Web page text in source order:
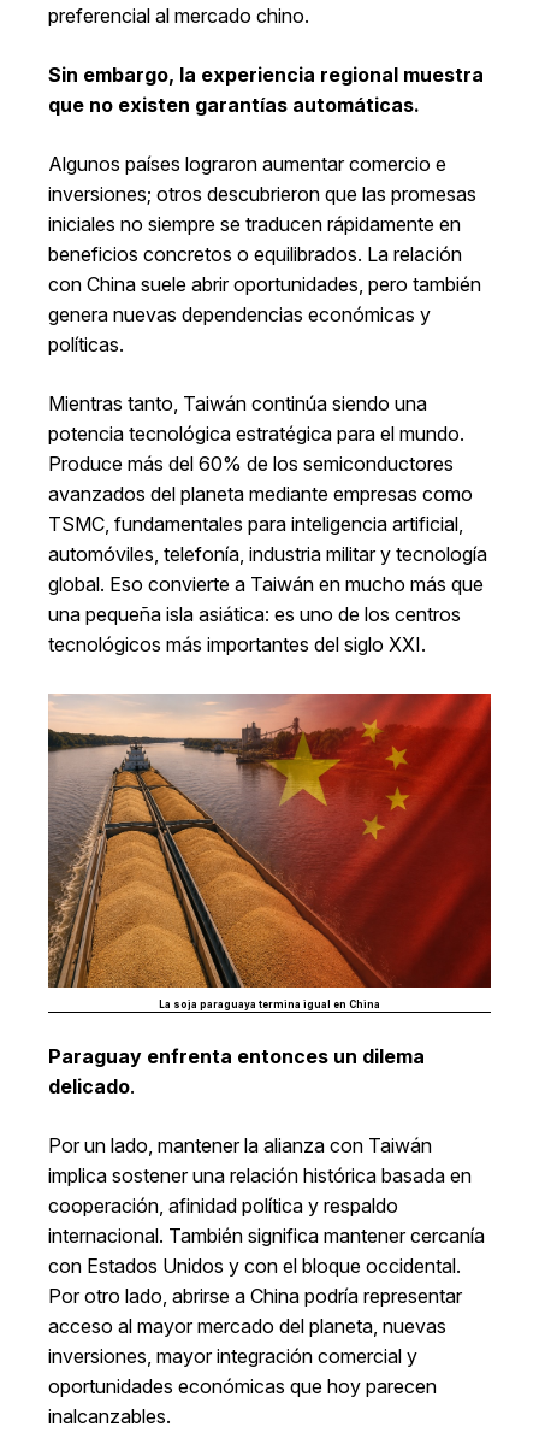
preferencial al mercado chino.
Sin embargo, la experiencia regional muestra
que no existen garantías automáticas.
Algunos países lograron aumentar comercio e
inversiones; otros descubrieron que las promesas
iniciales no siempre se traducen rápidamente en
beneficios concretos o equilibrados. La relación
con China suele abrir oportunidades, pero también
genera nuevas dependencias económicas y
políticas.
Mientras tanto, Taiwán continúa siendo una
potencia tecnológica estratégica para el mundo.
Produce más del 60% de los semiconductores
avanzados del planeta mediante empresas como
TSMC, fundamentales para inteligencia artificial,
automóviles, telefonía, industria militar y tecnología
global. Eso convierte a Taiwán en mucho más que
una pequeña isla asiática: es uno de los centros
tecnológicos más importantes del siglo XXI.
La soja paraguaya termina igual en China
Paraguay enfrenta entonces un dilema
delicado.
Por un lado, mantener la alianza con Taiwán
implica sostener una relación histórica basada en
cooperación, afinidad política y respaldo
internacional. También significa mantener cercanía
con Estados Unidos y con el bloque occidental.
Por otro lado, abrirse a China podría representar
acceso al mayor mercado del planeta, nuevas
inversiones, mayor integración comercial y
oportunidades económicas que hoy parecen
inalcanzables.